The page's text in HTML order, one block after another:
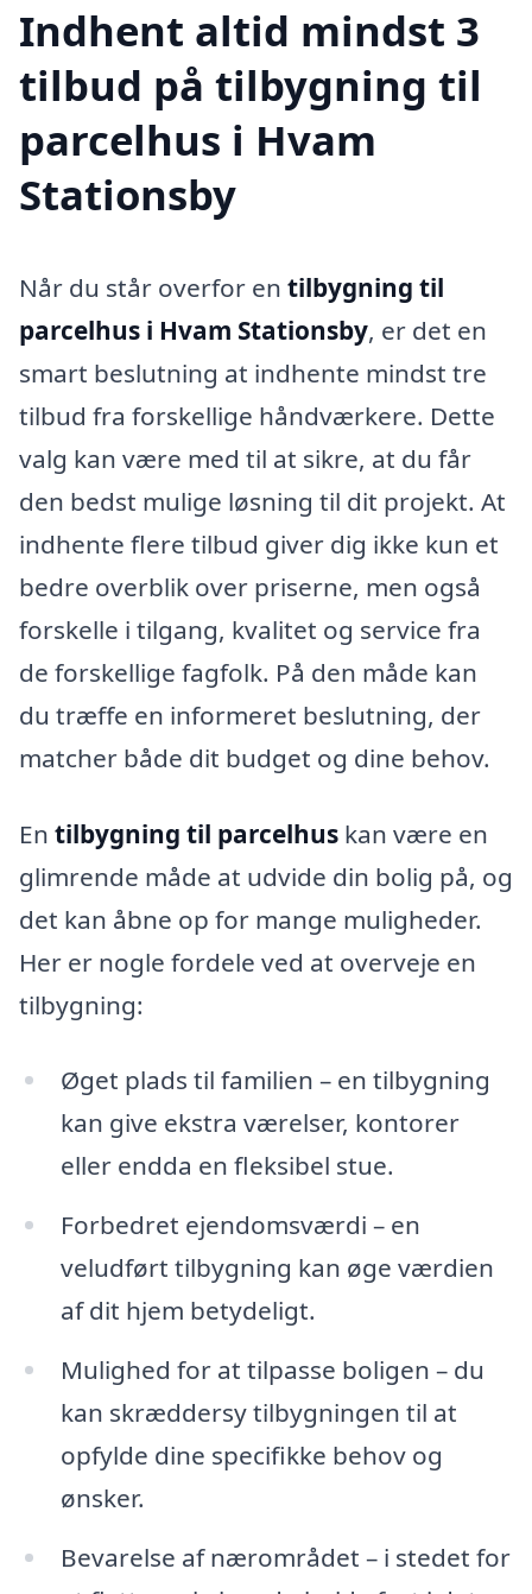
Indhent altid mindst 3
tilbud på tilbygning til
parcelhus i Hvam
Stationsby
Når du står overfor en tilbygning til
parcelhus i Hvam Stationsby, er det en
smart beslutning at indhente mindst tre
tilbud fra forskellige håndværkere. Dette
valg kan være med til at sikre, at du får
den bedst mulige løsning til dit projekt. At
indhente flere tilbud giver dig ikke kun et
bedre overblik over priserne, men også
forskelle i tilgang, kvalitet og service fra
de forskellige fagfolk. På den måde kan
du træffe en informeret beslutning, der
matcher både dit budget og dine behov.
En tilbygning til parcelhus kan være en
glimrende måde at udvide din bolig på, og
det kan åbne op for mange muligheder.
Her er nogle fordele ved at overveje en
tilbygning:
Øget plads til familien – en tilbygning
kan give ekstra værelser, kontorer
eller endda en fleksibel stue.
Forbedret ejendomsværdi – en
veludført tilbygning kan øge værdien
af dit hjem betydeligt.
Mulighed for at tilpasse boligen – du
kan skræddersy tilbygningen til at
opfylde dine specifikke behov og
ønsker.
Bevarelse af nærområdet – i stedet for